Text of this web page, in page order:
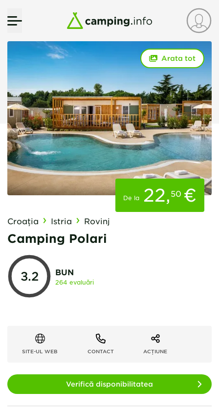
Arata tot
De la 22, 50 €
Croaţia Istria Rovinj
Camping Polari
3.2 BUN
264 evaluări
SITE-UL WEB CONTACT ACȚIUNE
Verifică disponibilitatea